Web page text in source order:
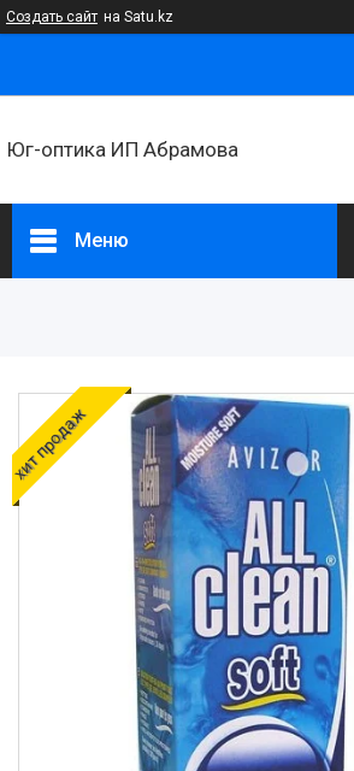
Создать сайт на Satu.kz
Юг-оптика ИП Абрамова
Меню
Статьи
О нас
Отзывы
хит продаж